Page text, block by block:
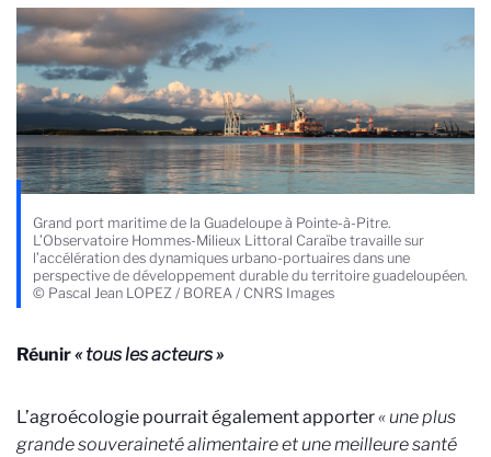
Grand port maritime de la Guadeloupe à Pointe-à-Pitre.
L’Observatoire Hommes-Milieux Littoral Caraïbe travaille sur
l’accélération des dynamiques urbano-portuaires dans une
perspective de développement durable du territoire guadeloupéen.
© Pascal Jean LOPEZ / BOREA / CNRS Images
Réunir« tous les acteurs »
L’agroécologie pourrait également apporter« une plus
grande souveraineté alimentaire et une meilleure santé